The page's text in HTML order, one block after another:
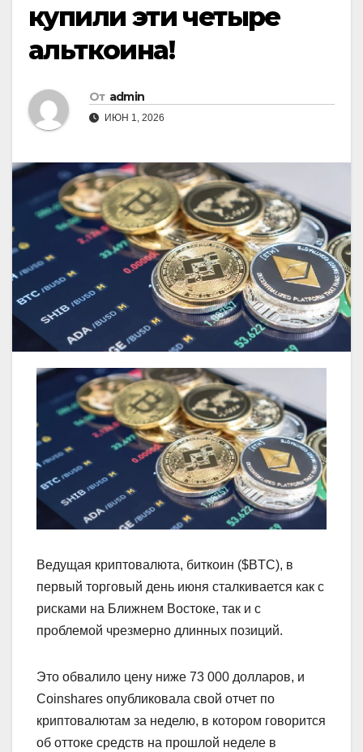
купили эти четыре
альткоина!
От admin
ИЮН 1, 2026
Ведущая криптовалюта, биткоин ($BTC), в
первый торговый день июня сталкивается как с
рисками на Ближнем Востоке, так и с
проблемой чрезмерно длинных позиций.
Это обвалило цену ниже 73 000 долларов, и
Coinshares опубликовала свой отчет по
криптовалютам за неделю, в котором говорится
об оттоке средств на прошлой неделе в